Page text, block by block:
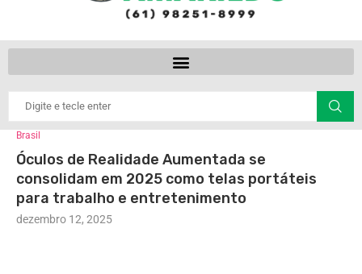
Brasil
Óculos de Realidade Aumentada se
consolidam em 2025 como telas portáteis
para trabalho e entretenimento
dezembro 12, 2025